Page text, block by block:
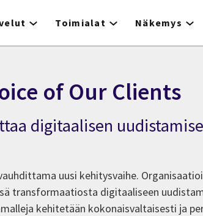
Toimialat Näkemys
of Our Clients
digitaalisen
uusi kehitysvaihe.
transformaatiosta digitaaliseen
kehitetään kokonaisvaltaisesti ja